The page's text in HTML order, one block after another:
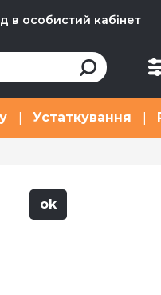
в особистий кабінет
Устаткування
ok